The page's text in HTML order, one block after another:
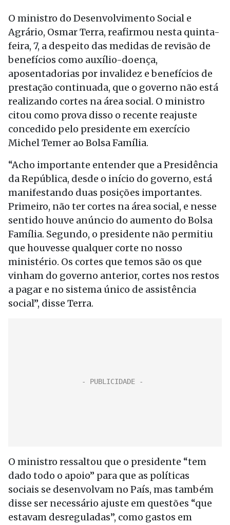
O ministro do Desenvolvimento Social e
Agrário, Osmar Terra, reafirmou nesta quinta-
feira, 7, a despeito das medidas de revisão de
benefícios como auxílio-doença,
aposentadorias por invalidez e benefícios de
prestação continuada, que o governo não está
realizando cortes na área social. O ministro
citou como prova disso o recente reajuste
concedido pelo presidente em exercício
Michel Temer ao Bolsa Família.
“Acho importante entender que a Presidência
da República, desde o início do governo, está
manifestando duas posições importantes.
Primeiro, não ter cortes na área social, e nesse
sentido houve anúncio do aumento do Bolsa
Família. Segundo, o presidente não permitiu
que houvesse qualquer corte no nosso
ministério. Os cortes que temos são os que
vinham do governo anterior, cortes nos restos
a pagar e no sistema único de assistência
social”, disse Terra.
O ministro ressaltou que o presidente “tem
dado todo o apoio” para que as políticas
sociais se desenvolvam no País, mas também
disse ser necessário ajuste em questões “que
estavam desreguladas”, como gastos em